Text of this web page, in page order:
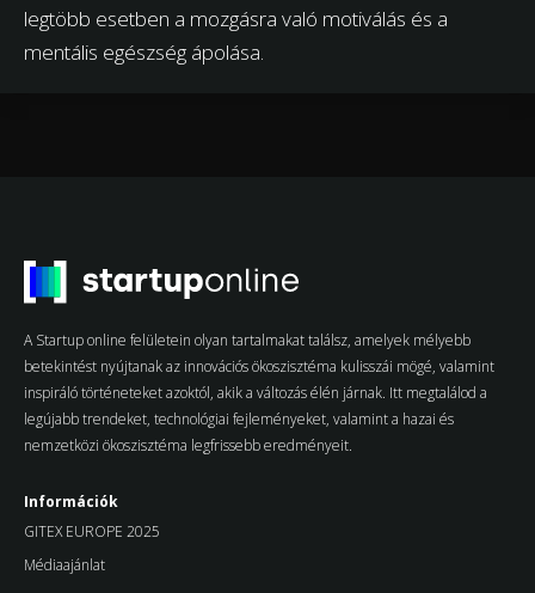
legtöbb esetben a mozgásra való motiválás és a
mentális egészség ápolása.
A Startup online felületein olyan tartalmakat találsz, amelyek mélyebb
betekintést nyújtanak az innovációs ökoszisztéma kulisszái mögé, valamint
inspiráló történeteket azoktól, akik a változás élén járnak. Itt megtalálod a
legújabb trendeket, technológiai fejleményeket, valamint a hazai és
nemzetközi ökoszisztéma legfrissebb eredményeit.
Információk
GITEX EUROPE 2025
Médiaajánlat